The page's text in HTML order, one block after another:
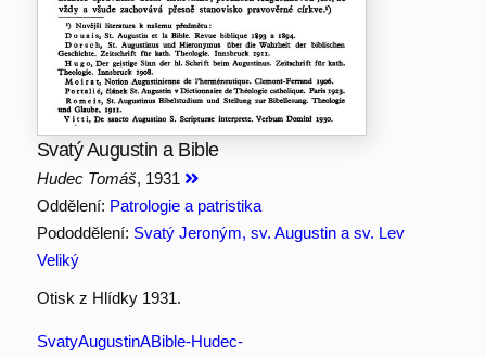
Svatý Augustin a Bible
Hudec Tomáš, 1931
Oddělení: Patrologie a patristika
Pododdělení: Svatý Jeroným, sv. Augustin a sv. Lev
Veliký
Otisk z Hlídky 1931.
SvatyAugustinABible-Hudec-